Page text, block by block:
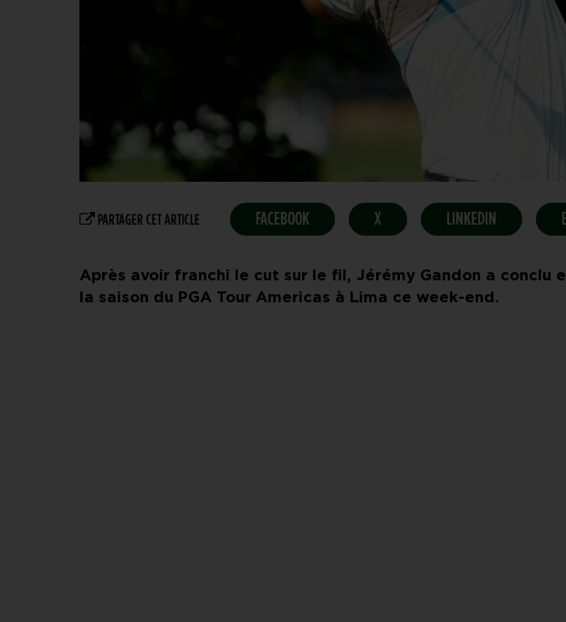
PARTAGER CET ARTICLE FACEBOOK X LINKEDIN
Après avoir franchi le cut sur le fil, Jérémy Gandon a conclu
la saison du PGA Tour Americas à Lima ce week-end.